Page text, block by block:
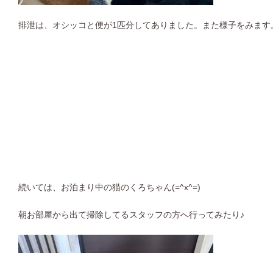
排泄は、オシッコと便が1匹分してありました。また様子をみます
続いては、お泊まり中の猫のくろちゃん(=^x^=)
朝お部屋から出て掃除してるスタッフの方へ行ってみたり♪